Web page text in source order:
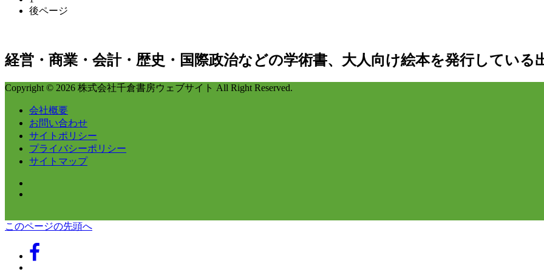
後ページ
経営・商業・会計・歴史・国際政治などの学術書、大人向け絵本を発行している
Copyright © 2026 株式会社千倉書房ウェブサイト All Right Reserved.
会社概要
お問い合わせ
サイトポリシー
プライバシーポリシー
サイトマップ
このページの先頭へ